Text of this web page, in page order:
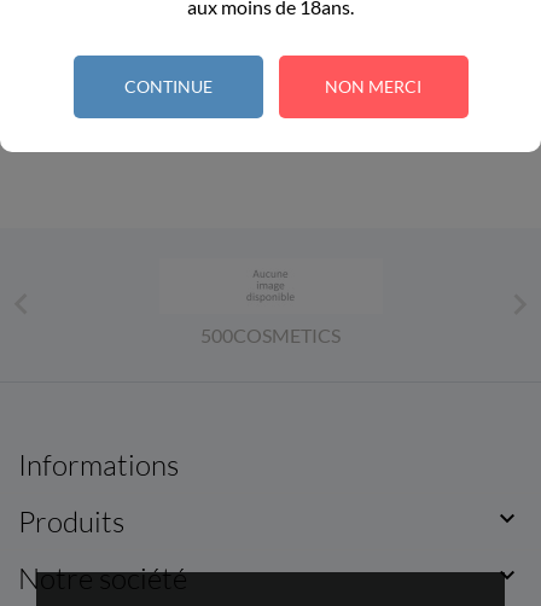
aux moins de 18ans.
CONTINUE NON MERCI
1
500COSMETICS
Informations
Produits

Notre société 